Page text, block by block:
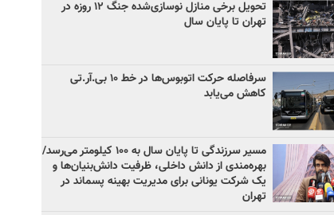
تحویل برخی منازل نوسازی‌شده جنگ ۱۲ روزه در
تهران تا پایان سال
سرفاصله حرکت اتوبوس‌ها در خط ۱۰ بی‌.آر.تی
کاهش می‌یابد
مسیر سرزندگی تا پایان سال به ۱۰۰ کیلومتر می‌رسد/
بهره‌مندی از دانش داخلی، ظرفیت دانش‌بنیان‌ها و
یک شرکت یونانی برای مدیریت بهینه پسماند در
تهران